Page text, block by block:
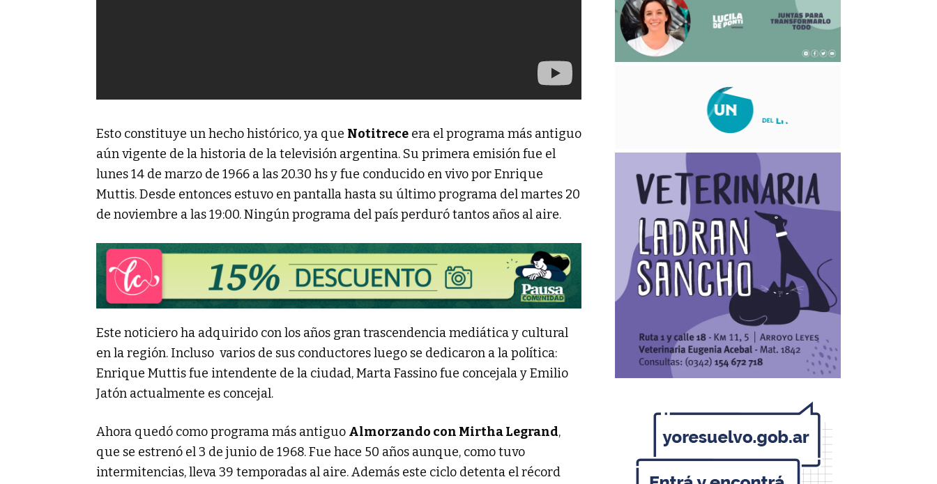
Esto constituye un hecho histórico, ya que Notitrece era el programa más antiguo
aún vigente de la historia de la televisión argentina. Su primera emisión fue el
lunes 14 de marzo de 1966 a las 20.30 hs y fue conducido en vivo por Enrique
Muttis. Desde entonces estuvo en pantalla hasta su último programa del martes 20
de noviembre a las 19:00. Ningún programa del país perduró tantos años al aire.
Este noticiero ha adquirido con los años gran trascendencia mediática y cultural
en la región. Incluso varios de sus conductores luego se dedicaron a la política:
Enrique Muttis fue intendente de la ciudad, Marta Fassino fue concejala y Emilio
Jatón actualmente es concejal.
Ahora quedó como programa más antiguo Almorzando con Mirtha Legrand,
que se estrenó el 3 de junio de 1968. Fue hace 50 años aunque, como tuvo
intermitencias, lleva 39 temporadas al aire. Además este ciclo detenta el récord